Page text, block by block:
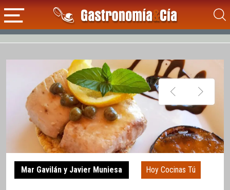
Mar Gavilán y Javier Muniesa Hoy Cocinas Tú